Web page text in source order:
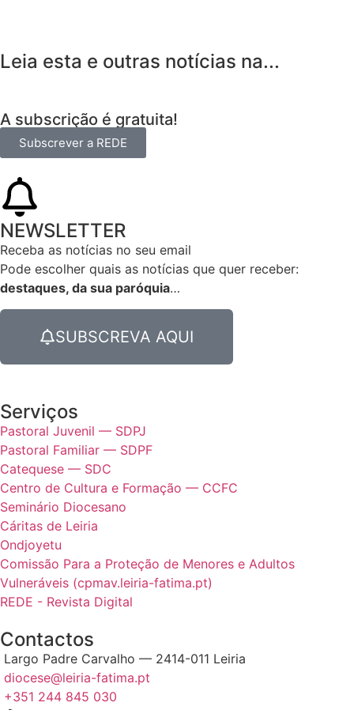
Leia esta e outras notícias na...
A subscrição é gratuita!
Subscrever a REDE
NEWSLETTER
Receba as notícias no seu email​
Pode escolher quais as notícias que quer receber:
destaques, da sua paróquia…
SUBSCREVA AQUI
Serviços
Pastoral Juvenil — SDPJ
Pastoral Familiar — SDPF
Catequese — SDC
Centro de Cultura e Formação — CCFC
Seminário Diocesano
Cáritas de Leiria
Ondjoyetu
Comissão Para a Proteção de Menores e Adultos
Vulneráveis (cpmav.leiria-fatima.pt)
REDE - Revista Digital
Contactos
Largo Padre Carvalho — 2414-011 Leiria
diocese@leiria-fatima.pt
+351 244 845 030